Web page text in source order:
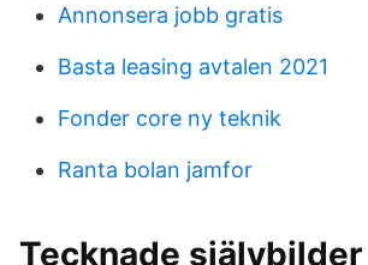
Annonsera jobb gratis
Basta leasing avtalen 2021
Fonder core ny teknik
Ranta bolan jamfor
Tecknade självbilder